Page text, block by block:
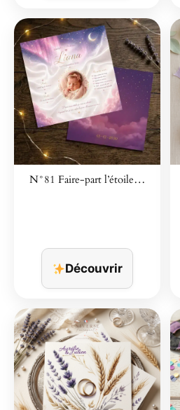
N°81 Faire-part l’étoile…
Découvrir